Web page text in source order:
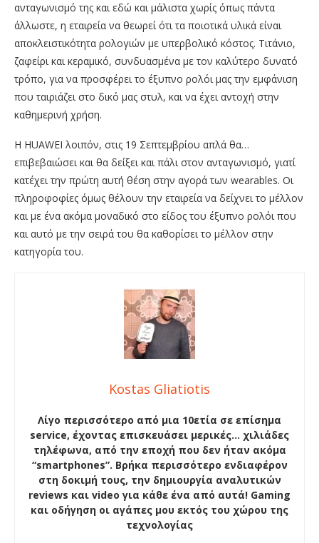
ανταγωνισμό της και εδώ και μάλιστα χωρίς όπως πάντα
άλλωστε, η εταιρεία να θεωρεί ότι τα ποιοτικά υλικά είναι
αποκλειστικότητα ρολογιών με υπερβολικό κόστος. Τιτάνιο,
ζαφείρι και κεραμικό, συνδυασμένα με τον καλύτερο δυνατό
τρόπο, για να προσφέρει το έξυπνο ρολόι μας την εμφάνιση
που ταιριάζει στο δικό μας στυλ, και να έχει αντοχή στην
καθημερινή χρήση.
Η HUAWEI λοιπόν, στις 19 Σεπτεμβρίου απλά θα…
επιβεβαιώσει και θα δείξει και πάλι στον ανταγωνισμό, γιατί
κατέχει την πρώτη αυτή θέση στην αγορά των wearables. Οι
πληροφοφίες όμως θέλουν την εταιρεία να δείχνει το μέλλον
και με ένα ακόμα μοναδικό στο είδος του έξυπνο ρολόι που
και αυτό με την σειρά του θα καθορίσει το μέλλον στην
κατηγορία του.
Kostas Gliatiotis
Λίγο περισσότερο από μια 10ετία σε επίσημα
service, έχοντας επισκευάσει μερικές… χιλιάδες
τηλέφωνα, από την εποχή που δεν ήταν ακόμα
“smartphones”. Βρήκα περισσότερο ενδιαφέρον
στη δοκιμή τους, την δημιουργία αναλυτικών
reviews και video για κάθε ένα από αυτά! Gaming
και οδήγηση οι αγάπες μου εκτός του χώρου της
τεχνολογίας